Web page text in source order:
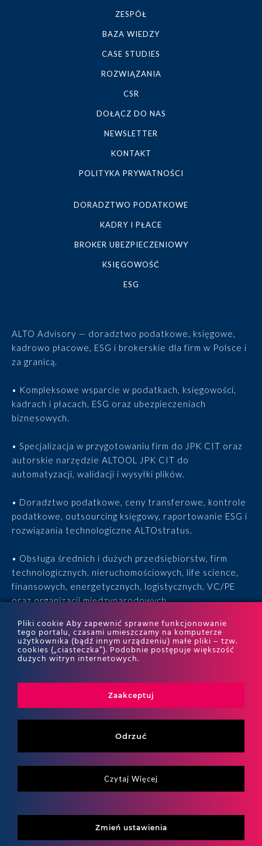
ZESPÓŁ
BAZA WIEDZY
CASE STUDIES
ROZWIĄZANIA
CSR
DOŁĄCZ DO NAS
NEWSLETTER
KONTAKT
POLITYKA PRYWATNOŚCI
DORADZTWO PODATKOWE
KADRY I PŁACE
BROKER UBEZPIECZENIOWY
KSIĘGOWOŚĆ
ESG
ALTO Advisory — doradztwo podatkowe, księgowe,
kadrowo płacowe, ESG i brokerskie dla firm w Polsce i
za granicą.
• Kompleksowe wsparcie w podatkach, księgowości,
kadrach i płacach, ESG oraz ubezpieczeniach
biznesowych.
• Specjalizacja w przygotowaniu firm do JPK CIT oraz
autorskie narzędzie ALTOOL JPK CIT do
automatyzacji, walidacji i wysyłki plików.
• Doradztwo podatkowe, ceny transferowe, kontrole
podatkowe, outsourcing księgowy, raportowanie ESG i
rozwiązania technologiczne ALTOstratus.
• Obsługa średnich i dużych przedsiębiorstw, firm
technologicznych, nieruchomościowych, life science,
finansowych, energetycznych, logistycznych, VC/PE
oraz organizacji międzynarodowych.
• 15 lat doświadczenia, 170 ekspertów, tysiące
zrealizowanych projektów i wyróżnienia w rankingach
ITR World Tax i ITR World TP.
Strategia, realizacja i wsparcie:
Pliki cookie Aby zapewnić sprawne funkcjonowanie
tego portalu, czasami umieszczamy na komputerze
użytkownika (bądź innym urządzeniu) małe pliki – tzw.
cookies („ciasteczka”). Podobnie postępuje większość
dużych witryn internetowych.
Zaakceptuj
Odrzuć
Czytaj Więcej
Zmień ustawienia